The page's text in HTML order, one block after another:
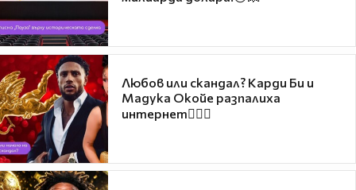
Любов или скандал? Карди Би и
Мадука Окойе разпалиха
интернет❤️‍🔥🔥